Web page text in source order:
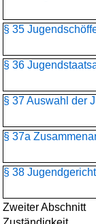
§ 35
§ 36
§ 37 Auswahl der
§ 37a
§ 38
Zweiter Abschnitt